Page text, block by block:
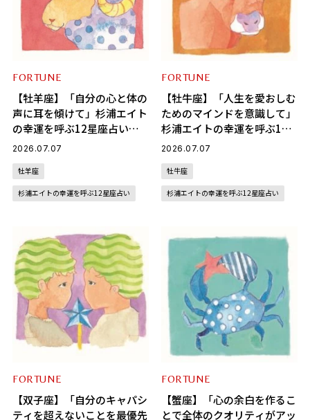
FORTUNE
【牡羊座】「自分の心と体の
声に耳を傾けて」杉浦エイト
の幸運を呼ぶ12星座占い
（7/7～8/6）
2026.07.07
牡羊座
杉浦エイトの幸運を呼ぶ12星座占い
FORTUNE
【牡牛座】「人生を愛おしむ
ためのマインドを意識して」
杉浦エイトの幸運を呼ぶ12
星座占い（7/7～8/6）
2026.07.07
牡牛座
杉浦エイトの幸運を呼ぶ12星座占い
FORTUNE
【双子座】「自分のキャパシ
ティを超えないことを最優先
FORTUNE
【蟹座】「心の余白を作るこ
とで全体のクオリティがアッ